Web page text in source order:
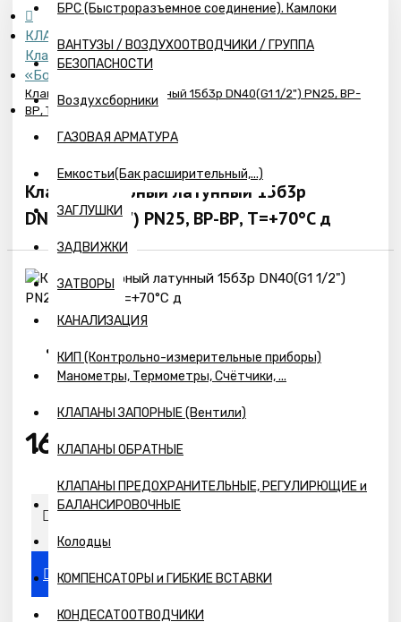
БРС (Быстроразъемное соединение). Камлоки
ВАНТУЗЫ / ВОЗДУХООТВОДЧИКИ / ГРУППА
БЕЗОПАСНОСТИ
Воздухсборники
ГАЗОВАЯ АРМАТУРА
Емкостьи(Бак расширительный,...)
ЗАГЛУШКИ
ЗАДВИЖКИ
ЗАТВОРЫ
КАНАЛИЗАЦИЯ
КИП (Контрольно-измерительные приборы)
Манометры, Термометры, Счётчики, ...
КЛАПАНЫ ЗАПОРНЫЕ (Вентили)
КЛАПАНЫ ОБРАТНЫЕ
КЛАПАНЫ ПРЕДОХРАНИТЕЛЬНЫЕ, РЕГУЛИРЮЩИЕ и
БАЛАНСИРОВОЧНЫЕ
Колодцы
КОМПЕНСАТОРЫ и ГИБКИЕ ВСТАВКИ
КОНДЕСАТООТВОДЧИКИ
КЛАПАНЫ ЗАПОРНЫЕ (Вентили)
Клапана запорные(Вентили) 15б1п,15б3р ООО
«Бологовский Арматурный завод»
Клапан запорный латунный 15б3р DN40(G1 1/2") PN25, ВР-
ВР, Т=+70°С д
Клапан запорный латунный 15б3р
DN40(G1 1/2") PN25, ВР-ВР, Т=+70°С д
Наличие:
1601р.